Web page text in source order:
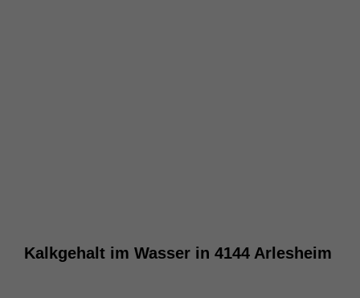
Kalkgehalt im Wasser in 4144 Arlesheim